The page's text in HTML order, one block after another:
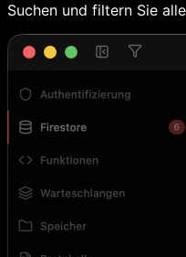
Suchen und filtern Sie